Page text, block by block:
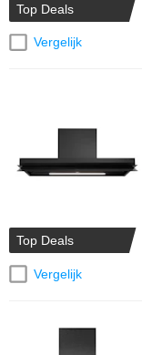
Top Deals
Vergelijk
Top Deals
Vergelijk